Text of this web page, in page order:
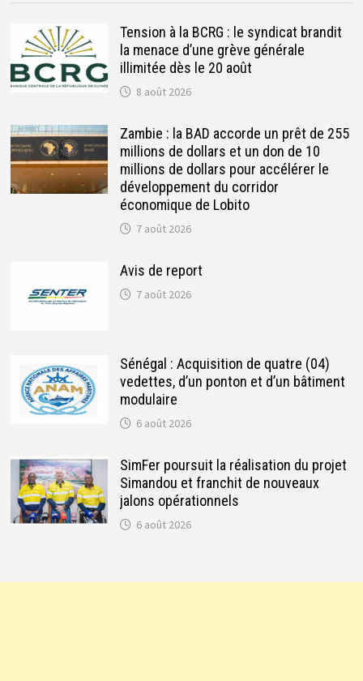
Tension à la BCRG : le syndicat brandit
la menace d’une grève générale
illimitée dès le 20 août
8 août 2026
Zambie : la BAD accorde un prêt de 255
millions de dollars et un don de 10
millions de dollars pour accélérer le
développement du corridor
économique de Lobito
7 août 2026
Avis de report
7 août 2026
Sénégal : Acquisition de quatre (04)
vedettes, d’un ponton et d’un bâtiment
modulaire
6 août 2026
SimFer poursuit la réalisation du projet
Simandou et franchit de nouveaux
jalons opérationnels
6 août 2026